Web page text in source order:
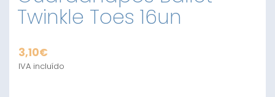
Twinkle Toes 16un
3,10€
IVA incluído